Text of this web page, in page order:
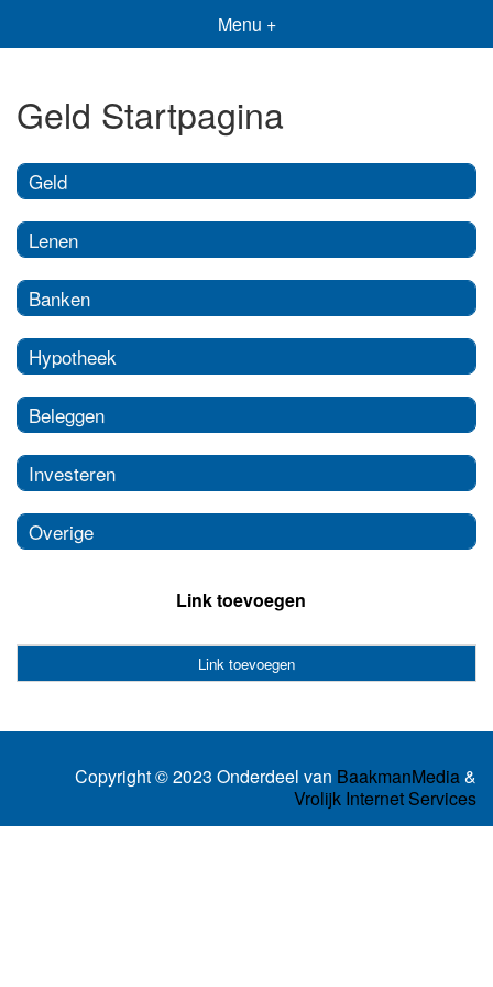
Menu +
Geld Startpagina
Geld
Lenen
Banken
Hypotheek
Beleggen
Investeren
Overige
Link toevoegen
Link toevoegen
Copyright © 2023 Onderdeel van BaakmanMedia&
Vrolijk Internet Services